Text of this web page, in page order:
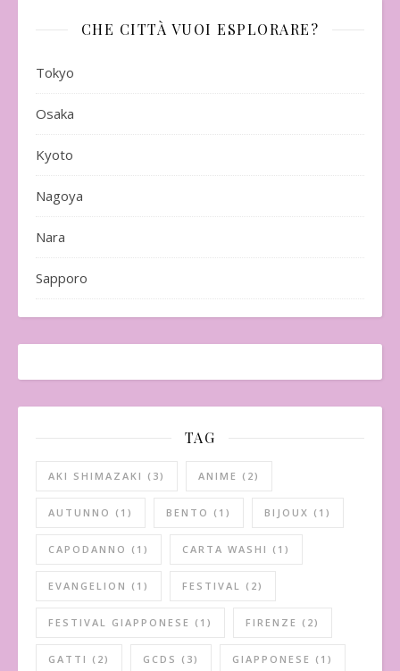
CHE CITTÀ VUOI ESPLORARE?
Tokyo
Osaka
Kyoto
Nagoya
Nara
Sapporo
TAG
AKI SHIMAZAKI (3) ANIME (2)
AUTUNNO (1) BENTO (1) BIJOUX (1)
CAPODANNO (1) CARTA WASHI (1)
EVANGELION (1) FESTIVAL (2)
FESTIVAL GIAPPONESE (1) FIRENZE (2)
GATTI (2) GCDS (3) GIAPPONESE (1)